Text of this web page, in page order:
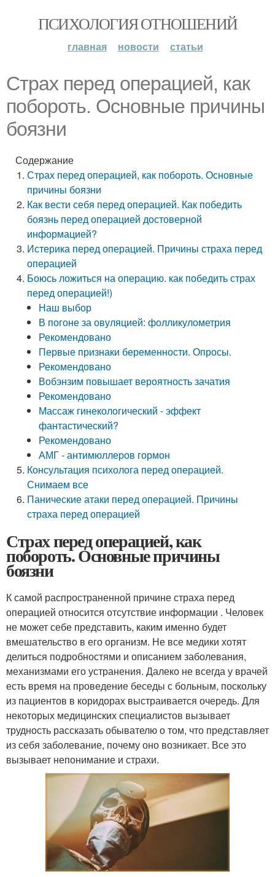
ПСИХОЛОГИЯ ОТНОШЕНИЙ
главная новости статьи
Страх перед операцией, как
побороть. Основные причины
боязни
Содержание
Страх перед операцией, как побороть. Основные
причины боязни
Как вести себя перед операцией. Как победить
боязнь перед операцией достоверной
информацией?
Истерика перед операцией. Причины страха перед
операцией
Боюсь ложиться на операцию. как победить страх
перед операцией!)
Наш выбор
В погоне за овуляцией: фолликулометрия
Рекомендовано
Первые признаки беременности. Опросы.
Рекомендовано
Вобэнзим повышает вероятность зачатия
Рекомендовано
Массаж гинекологический - эффект
фантастический?
Рекомендовано
АМГ - антимюллеров гормон
Консультация психолога перед операцией.
Снимаем все
Панические атаки перед операцией. Причины
страха перед операцией
Страх перед операцией, как
побороть. Основные причины
боязни
К самой распространенной причине страха перед
операцией относится отсутствие информации . Человек
не может себе представить, каким именно будет
вмешательство в его организм. Не все медики хотят
делиться подробностями и описанием заболевания,
механизмами его устранения. Далеко не всегда у врачей
есть время на проведение беседы с больным, поскольку
из пациентов в коридорах выстраивается очередь. Для
некоторых медицинских специалистов вызывает
трудность рассказать обывателю о том, что представляет
из себя заболевание, почему оно возникает. Все это
вызывает непонимание и страхи.